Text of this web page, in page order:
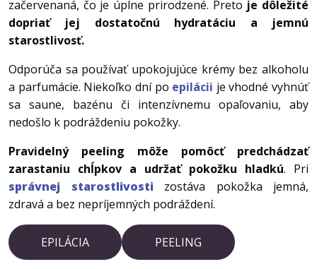
začervenaná, čo je úplne prirodzené. Preto je dôležité
dopriať jej dostatočnú hydratáciu a jemnú
starostlivosť.
Odporúča sa používať upokojujúce krémy bez alkoholu
a parfumácie. Niekoľko dní po epilácii je vhodné vyhnúť
sa saune, bazénu či intenzívnemu opaľovaniu, aby
nedošlo k podráždeniu pokožky.
Pravidelný peeling môže pomôcť predchádzať
zarastaniu chĺpkov a udržať pokožku hladkú. Pri
správnej starostlivosti zostáva pokožka jemná,
zdravá a bez nepríjemných podráždení.
EPILÁCIA PEELING